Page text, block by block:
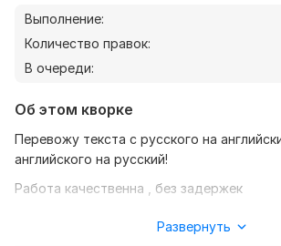
Выполнение:
Количество правок:
В очереди:
Об этом кворке
Перевожу текста с русского на
английского на русский!
Работа качественна , без задержек
Развернуть